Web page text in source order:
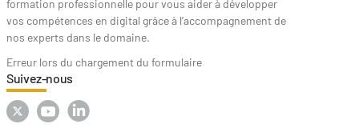
formation professionnelle pour vous aider à développer
vos compétences en digital grâce à l’accompagnement de
nos experts dans le domaine.
Erreur lors du chargement du formulaire
Suivez-nous